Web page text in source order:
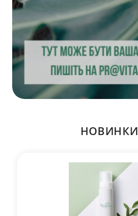
НОВИНКИ